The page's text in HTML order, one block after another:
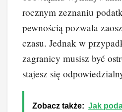
rocznym zeznaniu
pewnością pozwala
czasu. Jednak w
zagranicy musisz być
stajesz się
Zobacz także: Jak